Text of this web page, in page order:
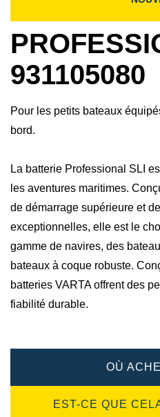
931105080
Pour les petits bateaux
bord.
La batterie Professional SLI
les aventures maritimes.
de démarrage supérieure et
exceptionnelles, elle est le
gamme de navires, des
bateaux à coque robuste.
batteries VARTA offrent des
fiabilité durable.
OÙ
EST-CE QUE